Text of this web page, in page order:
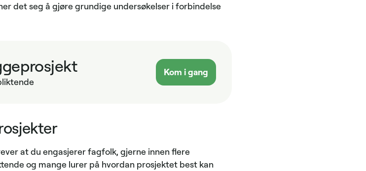
det seg å gjøre grundige undersøkelser i forbindelse
Kom i gang
at du engasjerer fagfolk, gjerne innen flere
og mange lurer på hvordan prosjektet best kan